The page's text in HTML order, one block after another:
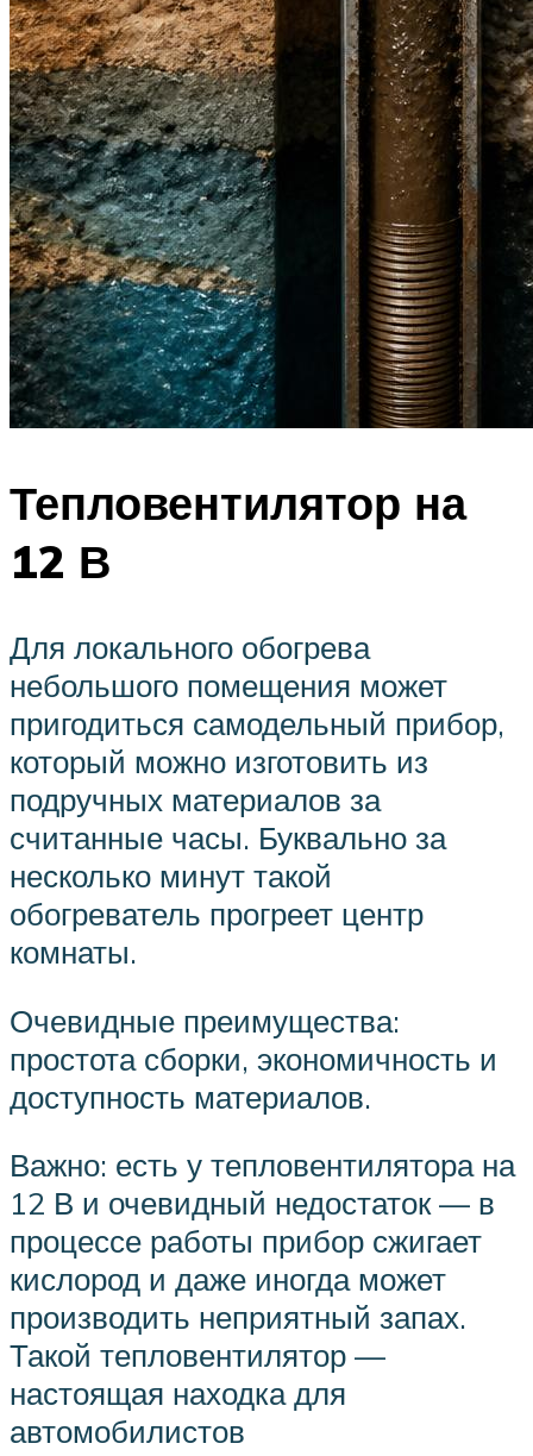
Тепловентилятор на
12 В
Для локального обогрева
небольшого помещения может
пригодиться самодельный прибор,
который можно изготовить из
подручных материалов за
считанные часы. Буквально за
несколько минут такой
обогреватель прогреет центр
комнаты.
Очевидные преимущества:
простота сборки, экономичность и
доступность материалов.
Важно: есть у тепловентилятора на
12 В и очевидный недостаток — в
процессе работы прибор сжигает
кислород и даже иногда может
производить неприятный запах.
Такой тепловентилятор —
настоящая находка для
автомобилистов